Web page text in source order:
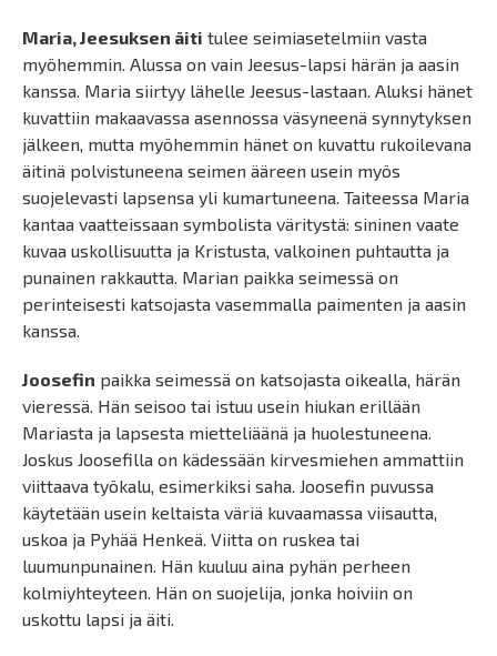
Maria, Jeesuksen äiti tulee seimiasetelmiin vasta
myöhemmin. Alussa on vain Jeesus-lapsi härän ja aasin
kanssa. Maria siirtyy lähelle Jeesus-lastaan. Aluksi hänet
kuvattiin makaavassa asennossa väsyneenä synnytyksen
jälkeen, mutta myöhemmin hänet on kuvattu rukoilevana
äitinä polvistuneena seimen ääreen usein myös
suojelevasti lapsensa yli kumartuneena. Taiteessa Maria
kantaa vaatteissaan symbolista väritystä: sininen vaate
kuvaa uskollisuutta ja Kristusta, valkoinen puhtautta ja
punainen rakkautta. Marian paikka seimessä on
perinteisesti katsojasta vasemmalla paimenten ja aasin
kanssa.
Joosefin paikka seimessä on katsojasta oikealla, härän
vieressä. Hän seisoo tai istuu usein hiukan erillään
Mariasta ja lapsesta mietteliäänä ja huolestuneena.
Joskus Joosefilla on kädessään kirvesmiehen ammattiin
viittaava työkalu, esimerkiksi saha. Joosefin puvussa
käytetään usein keltaista väriä kuvaamassa viisautta,
uskoa ja Pyhää Henkeä. Viitta on ruskea tai
luumunpunainen. Hän kuuluu aina pyhän perheen
kolmiyhteyteen. Hän on suojelija, jonka hoiviin on
uskottu lapsi ja äiti.